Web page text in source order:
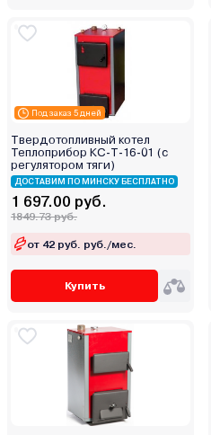
Под заказ 5 дней
Твердотопливный котел
Теплоприбор КС-Т-16-01 (с
регулятором тяги)
ДОСТАВИМ ПО МИНСКУ БЕСПЛАТНО
1 697.00 руб.
1849.73 руб.
от 42 руб. руб./мес.
Купить